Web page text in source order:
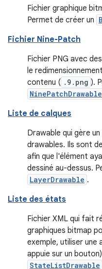
Fichier graphique
Permet de créer un
Fichier Nine-Patch
Fichier PNG avec
le
contenu ( .9.png ).
NinePatchDrawable
Liste de calques
Drawable qui gère
drawables. Ils sont
afin que l'élément
dessiné au-dessus.
LayerDrawable .
Liste des états
Fichier XML qui fait
graphiques bitmap
exemple, utiliser une
appuie sur un
StateListDrawable